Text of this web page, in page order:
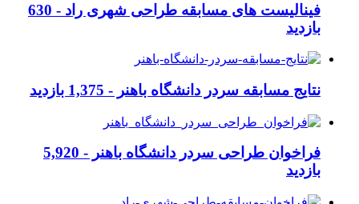
فینالیست های مسابقه طراحی شهری راد - 630
بازدید
نتایج مسابقه سردر دانشگاه باهنر - 1,375 بازدید
فراخوان طراحی سردر دانشگاه باهنر - 5,920
بازدید